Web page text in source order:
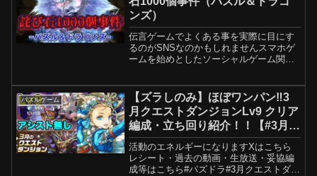
ンズ）
伝言ゲームでよくある事を実際に目にす
るのがSNSなのかもしれませんスマホゲ
ームを始めとしたソーシャルゲーム関係
たら月日が経って何かしら影響が出てい
るのが事件簿の怖い所です...
パズルゲーム
【ズラしのみ】ほぼワンパン‼️3
月クエストダンジョンLv9 クリア
編成・立ち回り紹介！！【#3月ク
エストダンジョン】【#パズドラ/
パズル&ドラゴンズ】
活動のエネルギーになりますXはこちら
レシート・過去の動画・生放送・妥協編
成等はこちら#パズドラ#3月クエストダン